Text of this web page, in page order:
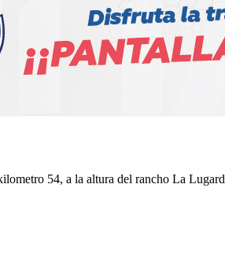
54, a la altura del rancho La